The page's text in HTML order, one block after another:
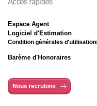
Accès rapides
Espace Agent
Logiciel d'Estimation
Condition générales
Barème d'Honoraires
Nous recrutons